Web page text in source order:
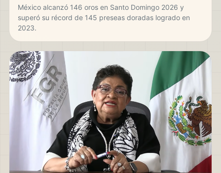
México alcanzó 146 oros en Santo Domingo 2026 y
superó su récord de 145 preseas doradas logrado en
2023.